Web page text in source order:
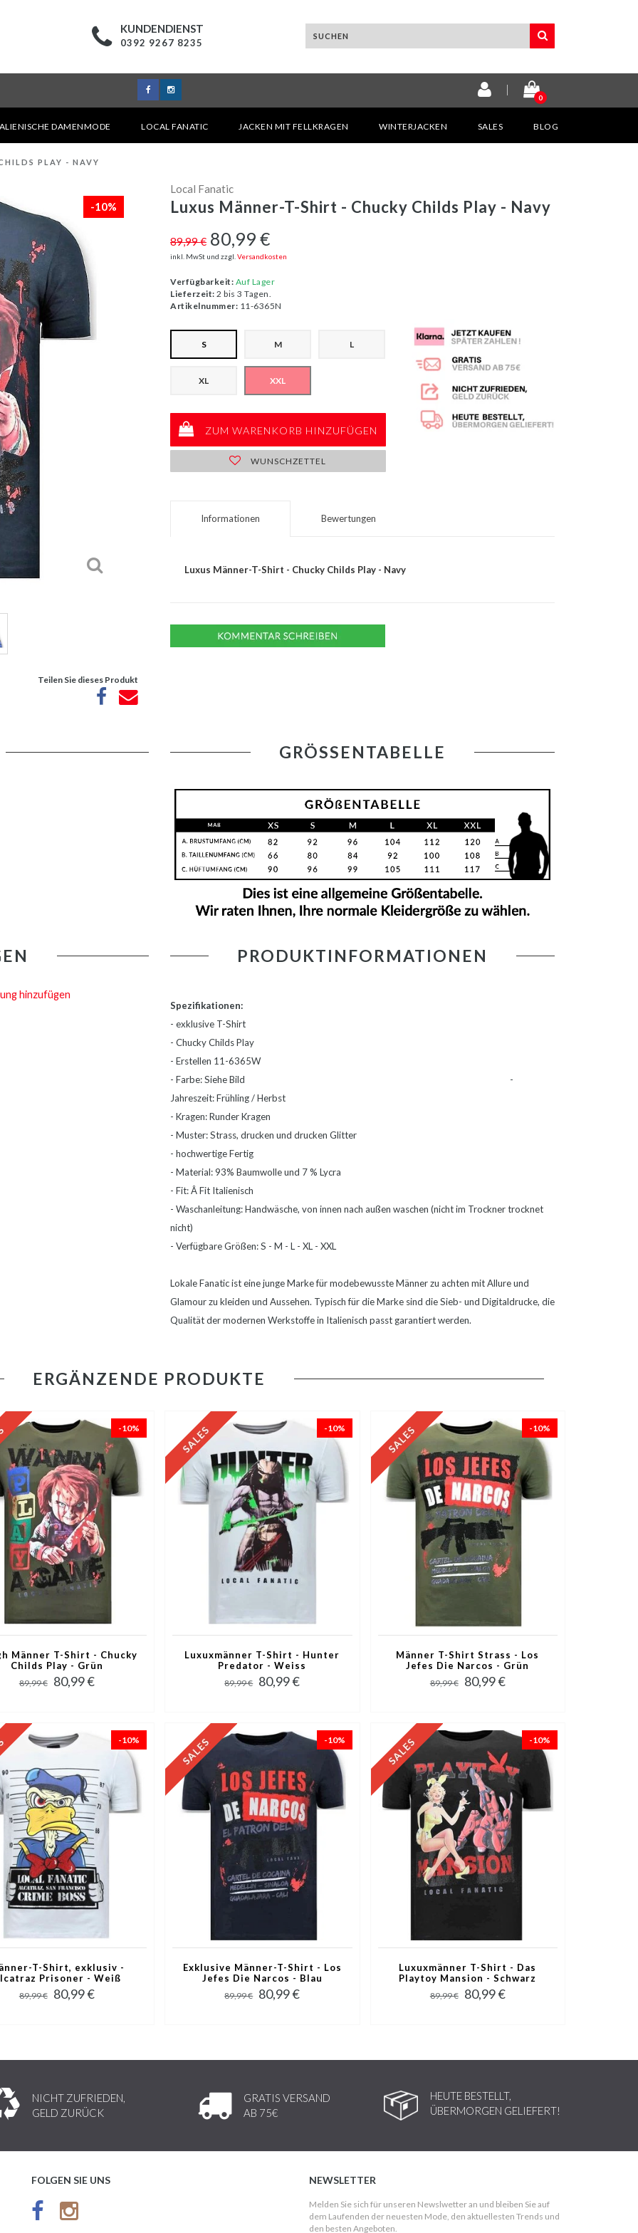
KUNDENDIENST
0392 9267 8235
0
DAMENMODE LOCAL FANATIC JACKEN MIT FELLKRAGEN WINTERJACKEN SALES BLOG
PLAY - NAVY
-10%
Teilen Sie dieses Produkt
Local Fanatic
Luxus Männer-T-Shirt - Chucky Childs Play - Navy
89,99 € 80,99 €
inkl. MwSt und zzgl. Versandkosten
Verfügbarkeit: Auf Lager
Lieferzeit: 2 bis 3 Tagen.
Artikelnummer: 11-6365N
S M L
XL XXL
ZUM WARENKORB HINZUFÜGEN
WUNSCHZETTEL
Informationen Bewertungen
Luxus Männer-T-Shirt - Chucky Childs Play - Navy
GRÖSSENTABELLE
hinzufügen
PRODUKTINFORMATIONEN
Spezifikationen:
- exklusive T-Shirt
- Chucky Childs Play
- Erstellen 11-6365W
- Farbe: Siehe Bild -
Jahreszeit: Frühling / Herbst
- Kragen: Runder Kragen
- Muster: Strass, drucken und drucken Glitter
- hochwertige Fertig
- Material: 93% Baumwolle und 7 % Lycra
- Fit: Â Fit Italienisch
- Waschanleitung: Handwäsche, von innen nach außen waschen (nicht im Trockner trocknet
nicht)
- Verfügbare Größen: S - M - L - XL - XXL
Lokale Fanatic ist eine junge Marke für modebewusste Männer zu achten mit Allure und
Glamour zu kleiden und Aussehen. Typisch für die Marke sind die Sieb- und Digitaldrucke, die
Qualität der modernen Werkstoffe in Italienisch passt garantiert werden.
ERGÄNZENDE PRODUKTE
-10%
Männer T-Shirt - Chucky
Childs Play - Grün
89,99 € 80,99 €
-10%
Luxuxmänner T-Shirt - Hunter
Predator - Weiss
89,99 € 80,99 €
-10%
Männer T-Shirt Strass - Los
Jefes Die Narcos - Grün
89,99 € 80,99 €
-10%
T-Shirt, exklusiv -
Prisoner - Weiß
89,99 € 80,99 €
-10%
Exklusive Männer-T-Shirt - Los
Jefes Die Narcos - Blau
89,99 € 80,99 €
-10%
Luxuxmänner T-Shirt - Das
Playtoy Mansion - Schwarz
89,99 € 80,99 €
NICHT ZUFRIEDEN,
GELD ZURÜCK
GRATIS VERSAND
AB 75€
HEUTE BESTELLT,
ÜBERMORGEN GELIEFERT!
FOLGEN SIE UNS NEWSLETTER
Melden Sie sich für unseren Newslwetter an und bleiben Sie auf
dem Laufenden der neuesten Mode, den aktuellesten Trends und
den besten Angeboten.